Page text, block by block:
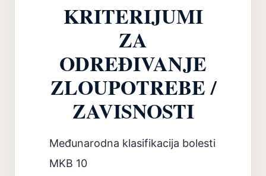
KRITERIJUMI
ZA
ODREĐIVANJE
ZLOUPOTREBE /
ZAVISNOSTI
Međunarodna klasifikacija bolesti
MKB 10